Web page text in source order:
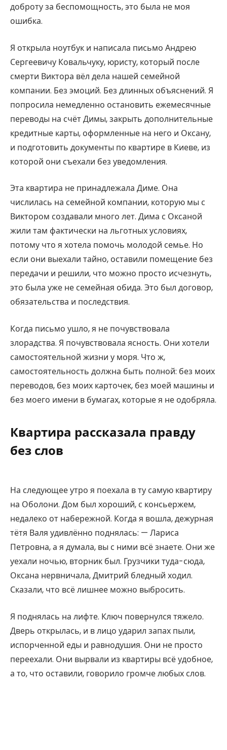
доброту за беспомощность, это была не моя
ошибка.
Я открыла ноутбук и написала письмо Андрею
Сергеевичу Ковальчуку, юристу, который после
смерти Виктора вёл дела нашей семейной
компании. Без эмоций. Без длинных объяснений. Я
попросила немедленно остановить ежемесячные
переводы на счёт Димы, закрыть дополнительные
кредитные карты, оформленные на него и Оксану,
и подготовить документы по квартире в Киеве, из
которой они съехали без уведомления.
Эта квартира не принадлежала Диме. Она
числилась на семейной компании, которую мы с
Виктором создавали много лет. Дима с Оксаной
жили там фактически на льготных условиях,
потому что я хотела помочь молодой семье. Но
если они выехали тайно, оставили помещение без
передачи и решили, что можно просто исчезнуть,
это была уже не семейная обида. Это был договор,
обязательства и последствия.
Когда письмо ушло, я не почувствовала
злорадства. Я почувствовала ясность. Они хотели
самостоятельной жизни у моря. Что ж,
самостоятельность должна быть полной: без моих
переводов, без моих карточек, без моей машины и
без моего имени в бумагах, которые я не одобряла.
Квартира рассказала правду
без слов
На следующее утро я поехала в ту самую квартиру
на Оболони. Дом был хороший, с консьержем,
недалеко от набережной. Когда я вошла, дежурная
тётя Валя удивлённо поднялась: — Лариса
Петровна, а я думала, вы с ними всё знаете. Они же
уехали ночью, вторник был. Грузчики туда-сюда,
Оксана нервничала, Дмитрий бледный ходил.
Сказали, что всё лишнее можно выбросить.
Я поднялась на лифте. Ключ повернулся тяжело.
Дверь открылась, и в лицо ударил запах пыли,
испорченной еды и равнодушия. Они не просто
переехали. Они вырвали из квартиры всё удобное,
а то, что оставили, говорило громче любых слов.